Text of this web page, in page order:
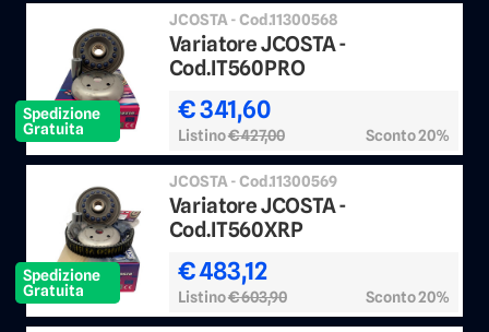
Spedizione
Gratuita
JCOSTA - Cod.11300568
Variatore JCOSTA -
Cod.IT560PRO
€ 341,60
Listino€ 427,00 Sconto 20%
Spedizione
Gratuita
JCOSTA - Cod.11300569
Variatore JCOSTA -
Cod.IT560XRP
€ 483,12
Listino€ 603,90 Sconto 20%